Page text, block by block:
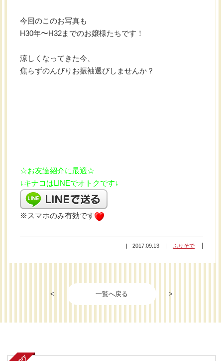
今回のこのお写真も
H30年〜H32までのお嬢様たちです！
涼しくなってきた今、
焦らずのんびりお振袖選びしませんか？
☆お友達紹介に最適☆
↓キナコはLINEでオトクです↓
※スマホのみ有効です
2017.09.13 ふりそで
< 一覧へ戻る >